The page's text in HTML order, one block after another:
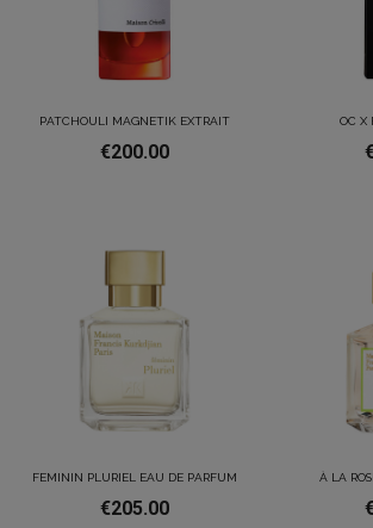
PATCHOULI MAGNETIK EXTRAIT
€200.00
OC X
FEMININ PLURIEL EAU DE PARFUM
€205.00
À LA